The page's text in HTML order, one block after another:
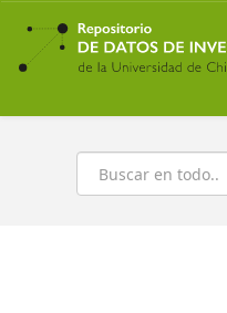
Ir
contenido
principal
Buscar